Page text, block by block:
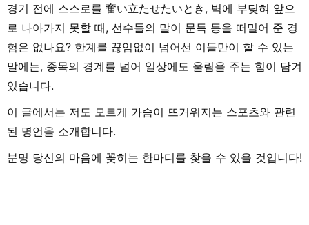
웃풋을 소중히 하며 음악과 아이들과 관련된 분야를 중심으로 실천에 도
움이 되는 정보를 전해드립니다. 취미는 악기, 노래, 수공예, 장난감, 그림
그리기, 전승 놀이, 아웃도어, 책, 공작, 크래프트. 특기는 팽이 기술.
경기 전에 스스로를 奮い立たせたいとき, 벽에 부딪혀 앞으
로 나아가지 못할 때, 선수들의 말이 문득 등을 떠밀어 준 경
험은 없나요? 한계를 끊임없이 넘어선 이들만이 할 수 있는
말에는, 종목의 경계를 넘어 일상에도 울림을 주는 힘이 담겨
있습니다.
이 글에서는 저도 모르게 가슴이 뜨거워지는 스포츠와 관련
된 명언을 소개합니다.
분명 당신의 마음에 꽂히는 한마디를 찾을 수 있을 것입니다!